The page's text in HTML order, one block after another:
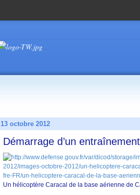
13 octobre 2012
Démarrage d’un
Un hélicoptère Caracal de la base aérienne de